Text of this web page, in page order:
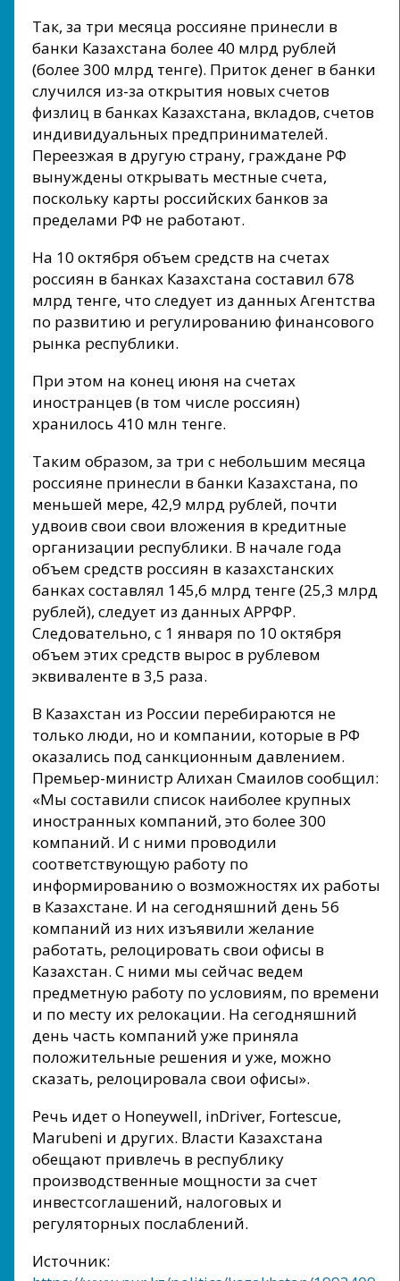
Так, за три месяца россияне принесли в
банки Казахстана более 40 млрд рублей
(более 300 млрд тенге). Приток денег в банки
случился из-за открытия новых счетов
физлиц в банках Казахстана, вкладов, счетов
индивидуальных предпринимателей.
Переезжая в другую страну, граждане РФ
вынуждены открывать местные счета,
поскольку карты российских банков за
пределами РФ не работают.
На 10 октября объем средств на счетах
россиян в банках Казахстана составил 678
млрд тенге, что следует из данных Агентства
по развитию и регулированию финансового
рынка республики.
При этом на конец июня на счетах
иностранцев (в том числе россиян)
хранилось 410 млн тенге.
Таким образом, за три с небольшим месяца
россияне принесли в банки Казахстана, по
меньшей мере, 42,9 млрд рублей, почти
удвоив свои свои вложения в кредитные
организации республики. В начале года
объем средств россиян в казахстанских
банках составлял 145,6 млрд тенге (25,3 млрд
рублей), следует из данных АРРФР.
Следовательно, с 1 января по 10 октября
объем этих средств вырос в рублевом
эквиваленте в 3,5 раза.
В Казахстан из России перебираются не
только люди, но и компании, которые в РФ
оказались под санкционным давлением.
Премьер-министр Алихан Смаилов сообщил:
«Мы составили список наиболее крупных
иностранных компаний, это более 300
компаний. И с ними проводили
соответствующую работу по
информированию о возможностях их работы
в Казахстане. И на сегодняшний день 56
компаний из них изъявили желание
работать, релоцировать свои офисы в
Казахстан. С ними мы сейчас ведем
предметную работу по условиям, по времени
и по месту их релокации. На сегодняшний
день часть компаний уже приняла
положительные решения и уже, можно
сказать, релоцировала свои офисы».
Речь идет о Honeywell, inDriver, Fortescue,
Marubeni и других. Власти Казахстана
обещают привлечь в республику
производственные мощности за счет
инвестсоглашений, налоговых и
регуляторных послаблений.
Источник: